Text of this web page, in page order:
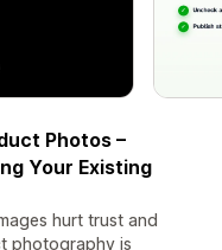
Photos –
Your Existing
hurt trust and
photography is